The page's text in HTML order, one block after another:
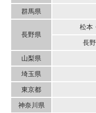
群馬県
長野県
松本
長
山梨県
埼玉県
東京都
神奈川県